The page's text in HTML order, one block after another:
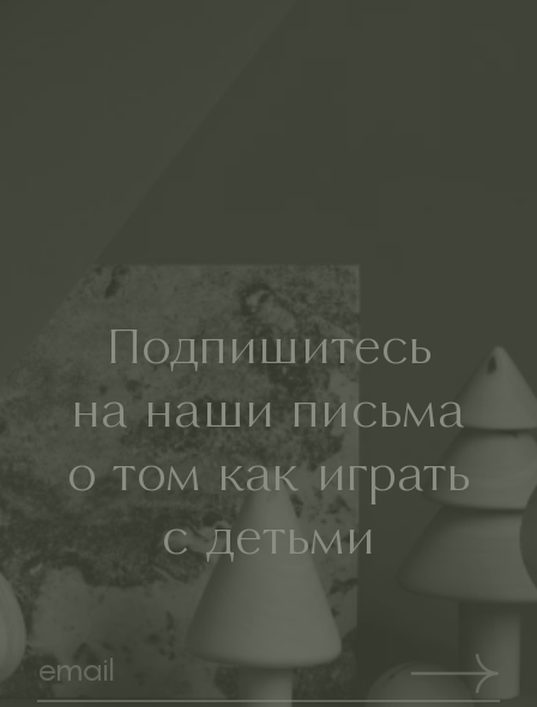
Подпишитесь
на наши письма
о том как играть
с детьми